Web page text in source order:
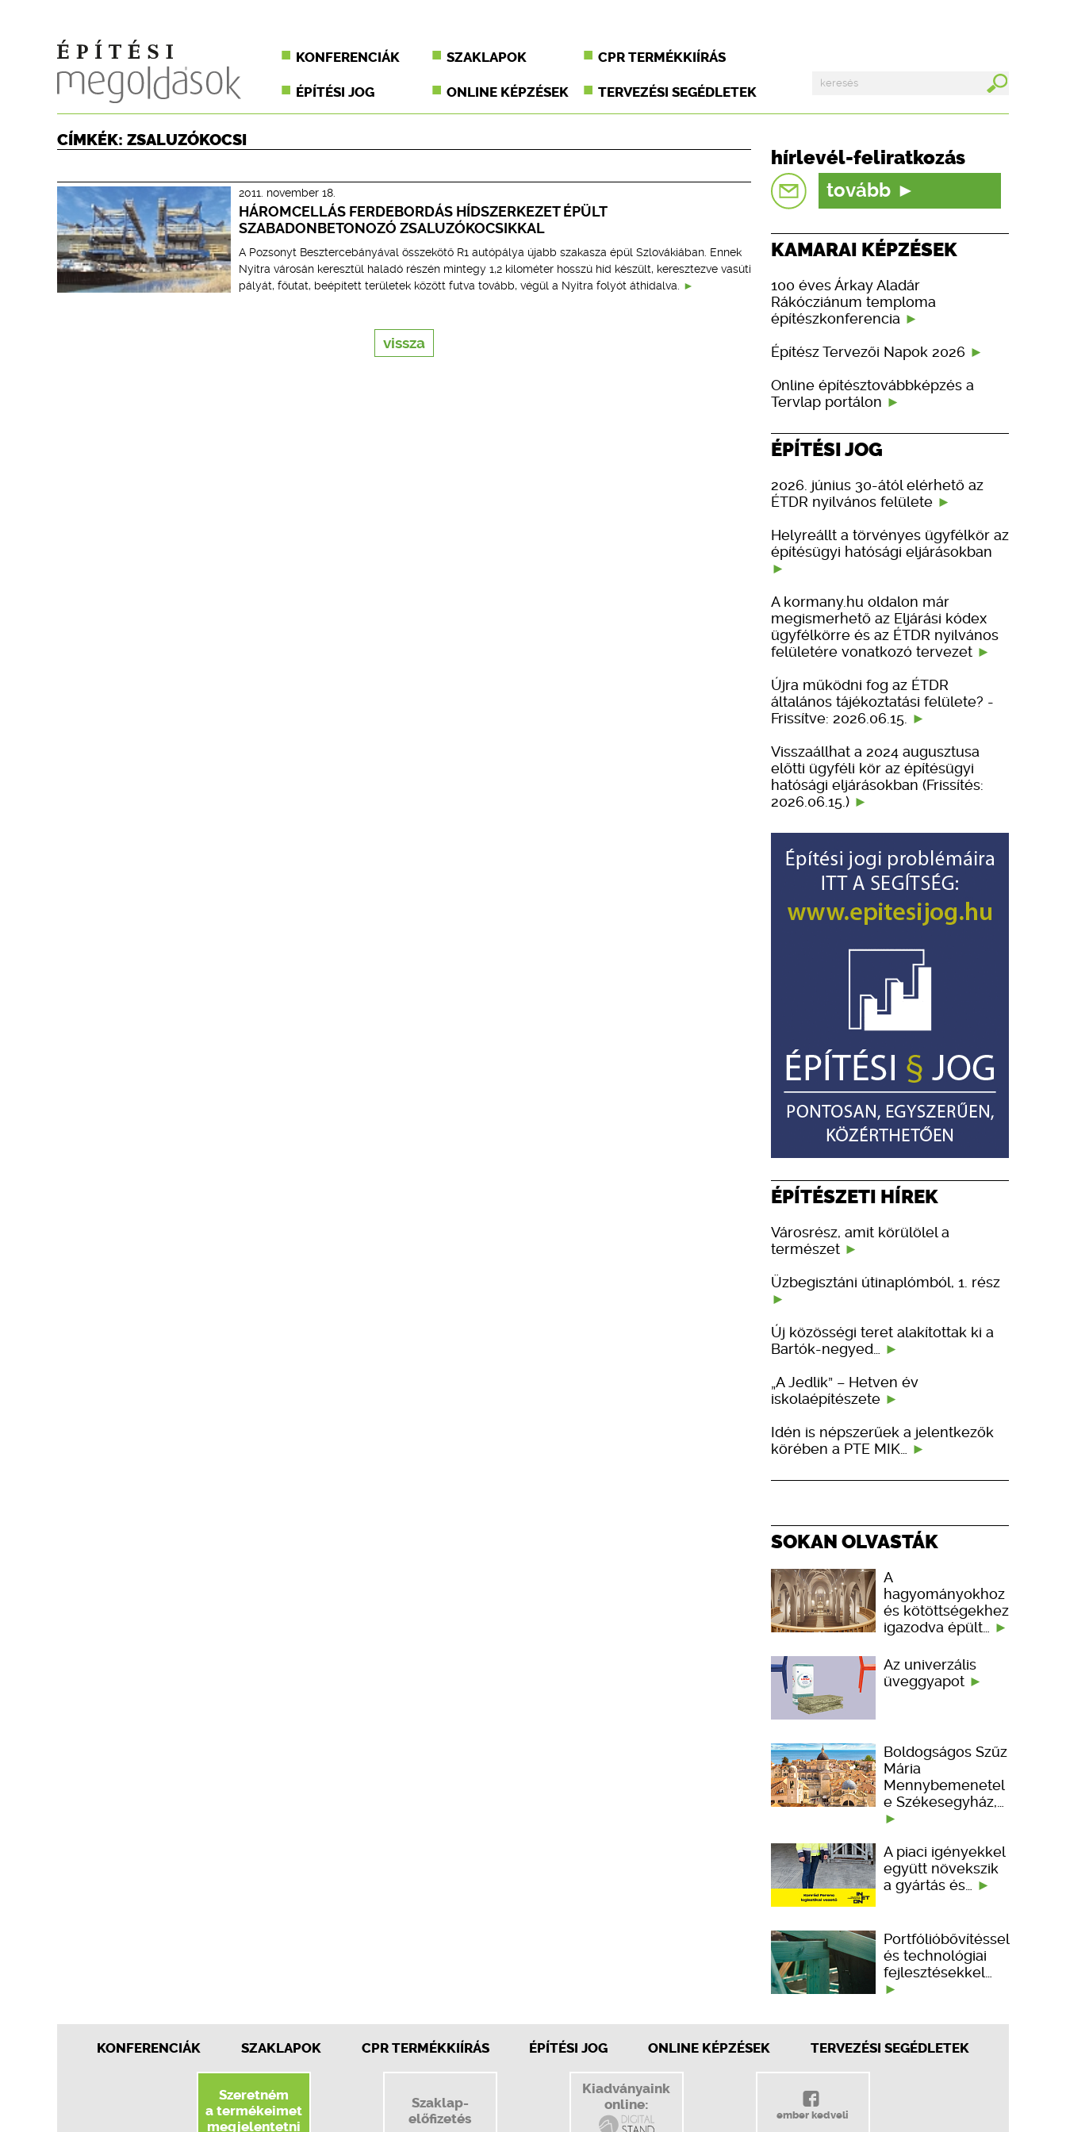
KONFERENCIÁK SZAKLAPOK CPR TERMÉKKIÍRÁS
ÉPÍTÉSI JOG ONLINE KÉPZÉSEK TERVEZÉSI SEGÉDLETEK
CÍMKÉK: ZSALUZÓKOCSI
2011. november 18.
HÁROMCELLÁS FERDEBORDÁS HÍDSZERKEZET ÉPÜLT
SZABADONBETONOZÓ ZSALUZÓKOCSIKKAL
A Pozsonyt Besztercebányával összekötő R1 autópálya újabb szakasza épül Szlovákiában. Ennek
Nyitra városán keresztül haladó részén mintegy 1,2 kilométer hosszú híd készült, keresztezve vasúti
pályát, főutat, beépített területek között futva tovább, végül a Nyitra folyót áthidalva.
vissza
hírlevél-feliratkozás
tovább
KAMARAI KÉPZÉSEK
100 éves Árkay Aladár
Rákócziánum temploma
építészkonferencia
Építész Tervezői Napok 2026
Online építésztovábbképzés a
Tervlap portálon
ÉPÍTÉSI JOG
2026. június 30-ától elérhető az
ÉTDR nyilvános felülete
Helyreállt a törvényes ügyfélkör az
építésügyi hatósági eljárásokban
A kormany.hu oldalon már
megismerhető az Eljárási kódex
ügyfélkörre és az ÉTDR nyilvános
felületére vonatkozó tervezet
Újra működni fog az ÉTDR
általános tájékoztatási felülete? -
Frissítve: 2026.06.15.
Visszaállhat a 2024 augusztusa
előtti ügyféli kör az építésügyi
hatósági eljárásokban (Frissítés:
2026.06.15.)
ÉPÍTÉSZETI HÍREK
Városrész, amit körülölel a
természet
Üzbegisztáni útinaplómból, 1. rész
Új közösségi teret alakítottak ki a
Bartók-negyed…
„A Jedlik” – Hetven év
iskolaépítészete
Idén is népszerűek a jelentkezők
körében a PTE MIK…
SOKAN OLVASTÁK
A
hagyományokhoz
és kötöttségekhez
igazodva épült…
Az univerzális
üveggyapot
Boldogságos Szűz
Mária
Mennybemenetel
e Székesegyház,…
A piaci igényekkel
együtt növekszik
a gyártás és…
Portfólióbővítéssel
és technológiai
fejlesztésekkel…
KONFERENCIÁK SZAKLAPOK CPR TERMÉKKIÍRÁS ÉPÍTÉSI JOG ONLINE KÉPZÉSEK TERVEZÉSI SEGÉDLETEK
Szeretném
a termékeimet
megjelentetni
Szaklap-
előfizetés
Kiadványaink
online:
ember kedveli